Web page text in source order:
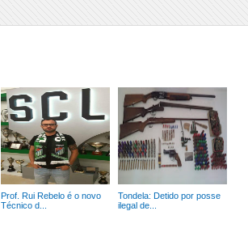
Prof. Rui Rebelo é o novo
Técnico d...
Tondela: Detido por posse
ilegal de...